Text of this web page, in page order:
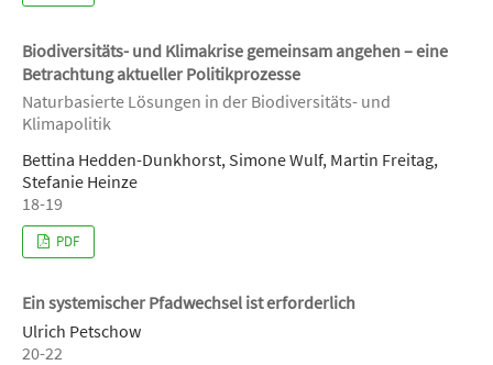
Biodiversitäts- und Klimakrise gemeinsam angehen – eine
Betrachtung aktueller Politikprozesse
Naturbasierte Lösungen in der Biodiversitäts- und
Klimapolitik
Bettina Hedden-Dunkhorst, Simone Wulf, Martin Freitag,
Stefanie Heinze
18-19
PDF
Ein systemischer Pfadwechsel ist erforderlich
Ulrich Petschow
20-22